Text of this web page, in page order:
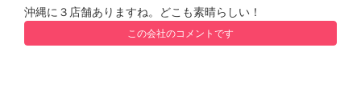
沖縄に３店舗ありますね。どこも素晴らしい！
この会社のコメントです